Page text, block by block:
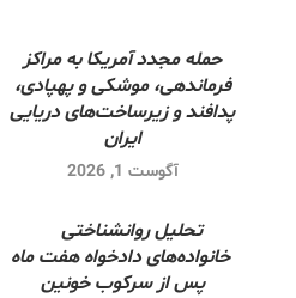
حمله مجدد آمریکا به مراکز
فرماندهی، موشکی و پهپادی،
پدافند و زیرساخت‌های دریایی
ایران
آگوست 1, 2026
تحلیل روانشناختی
خانواده‌های دادخواه هفت ماه
پس از سرکوب خونین